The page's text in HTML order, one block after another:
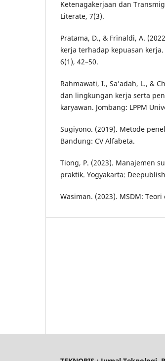
Ketenagakerjaan dan
Literate, 7(3).
Pratama, D., & Frinaldi, A.
kerja terhadap kepuasan
6(1), 42–50.
Rahmawati, I., Sa’adah, L., &
dan lingkungan kerja serta
karyawan. Jombang: LPPM
Sugiyono. (2019). Metode
Bandung: CV Alfabeta.
Tiong, P. (2023). Manajemen
praktik. Yogyakarta:
Wasiman. (2023). MSDM: